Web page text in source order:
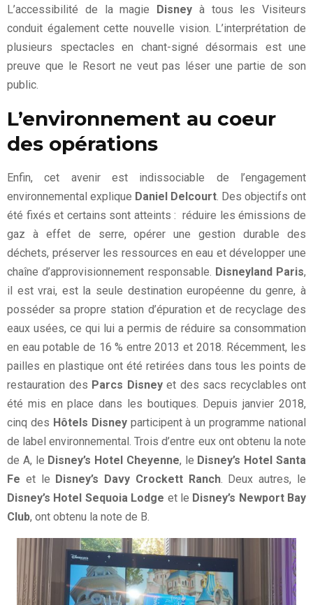
L’accessibilité de la magie Disney à tous les Visiteurs
conduit également cette nouvelle vision. L’interprétation de
plusieurs spectacles en chant-signé désormais est une
preuve que le Resort ne veut pas léser une partie de son
public.
L’environnement au coeur
des opérations
Enfin, cet avenir est indissociable de l’engagement
environnemental explique Daniel Delcourt. Des objectifs ont
été fixés et certains sont atteints : réduire les émissions de
gaz à effet de serre, opérer une gestion durable des
déchets, préserver les ressources en eau et développer une
chaîne d’approvisionnement responsable. Disneyland Paris,
il est vrai, est la seule destination européenne du genre, à
posséder sa propre station d’épuration et de recyclage des
eaux usées, ce qui lui a permis de réduire sa consommation
en eau potable de 16 % entre 2013 et 2018. Récemment, les
pailles en plastique ont été retirées dans tous les points de
restauration des Parcs Disneyet des sacs recyclables ont
été mis en place dans les boutiques. Depuis janvier 2018,
cinq des Hôtels Disneyparticipent à un programme national
de label environnemental. Trois d’entre eux ont obtenu la note
de A, le Disney’s Hotel Cheyenne, le Disney’s Hotel Santa
Fe et le Disney’s Davy Crockett Ranch. Deux autres, le
Disney’s Hotel Sequoia Lodge et le Disney’s Newport Bay
Club, ont obtenu la note de B.